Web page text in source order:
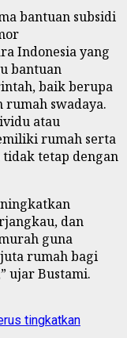
bantuan subsidi
Indonesia yang
bantuan
baik berupa
rumah swadaya.
atau
rumah serta
tetap dengan
dan
guna
rumah bagi
ujar Bustami.
tingkatkan